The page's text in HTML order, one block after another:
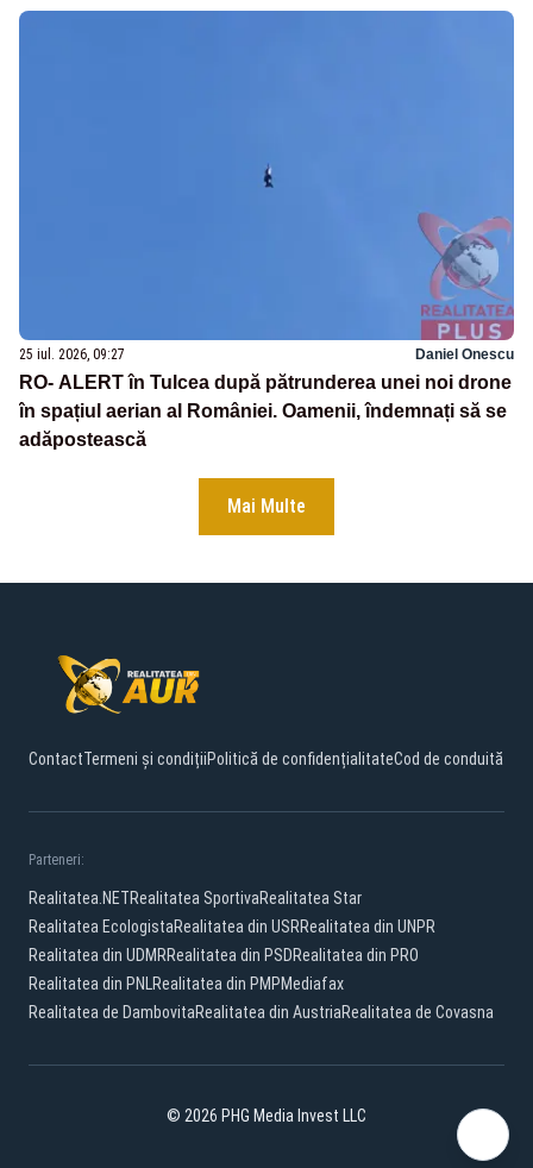
25 iul. 2026, 09:27 Daniel Onescu
RO- ALERT în Tulcea după pătrunderea unei noi drone
în spațiul aerian al României. Oamenii, îndemnați să se
adăpostească
Mai Multe
ContactTermeni și condițiiPolitică de confidențialitateCod de conduită
Parteneri:
Realitatea.NETRealitatea SportivaRealitatea Star
Realitatea EcologistaRealitatea din USRRealitatea din UNPR
Realitatea din UDMRRealitatea din PSDRealitatea din PRO
Realitatea din PNLRealitatea din PMPMediafax
Realitatea de DambovitaRealitatea din AustriaRealitatea de Covasna
© 2026 PHG Media Invest LLC